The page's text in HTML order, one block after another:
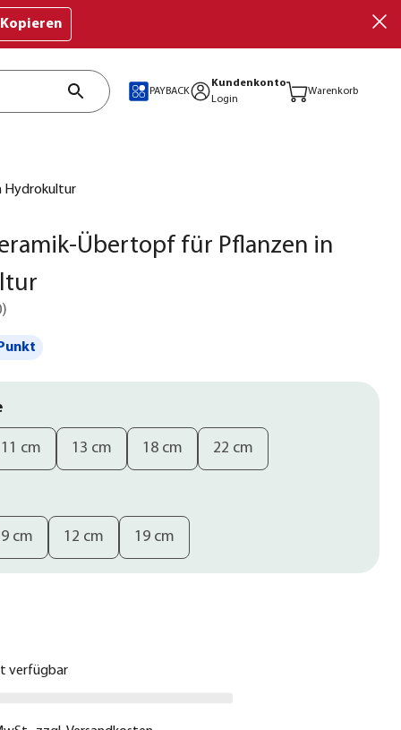
Kopieren
PAYBACK
Kundenkonto
Login
Warenkorb
Hydrokultur
Übertopf für Pflanzen in
)
11 cm 13 cm 18 cm 22 cm
9 cm 12 cm 19 cm
verfügbar